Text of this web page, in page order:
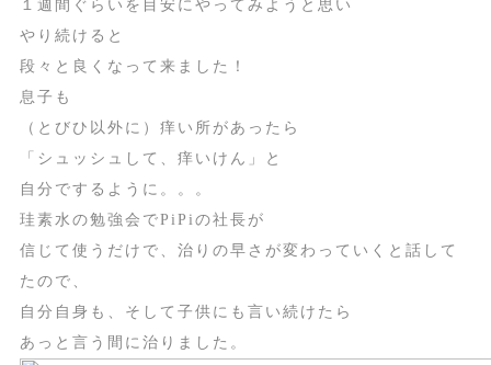
１週間ぐらいを目安にやってみようと思い
やり続けると
段々と良くなって来ました！
息子も
（とびひ以外に）痒い所があったら
「シュッシュして、痒いけん」と
自分でするように。。。
珪素水の勉強会でPiPiの社長が
信じて使うだけで、治りの早さが変わっていくと話して
たので、
自分自身も、そして子供にも言い続けたら
あっと言う間に治りました。